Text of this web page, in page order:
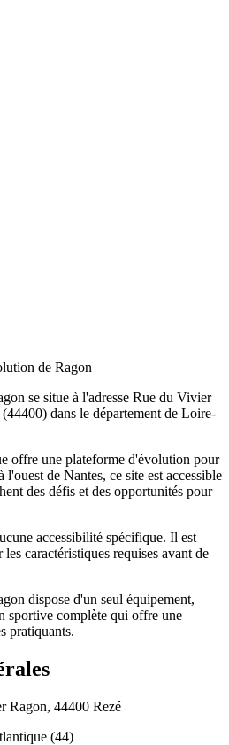
de Ragon
se situe à l'adresse Rue du Vivier
dans le département de Loire-
offre une plateforme d'évolution pour
l'ouest de Nantes, ce site est accessible
des défis et des opportunités pour
accessibilité spécifique. Il est
caractéristiques requises avant de
dispose d'un seul équipement,
sportive complète qui offre une
pratiquants.
Ragon, 44400 Rezé
(44)